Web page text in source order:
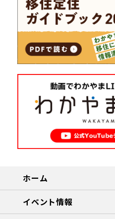
ホーム
イベント情報